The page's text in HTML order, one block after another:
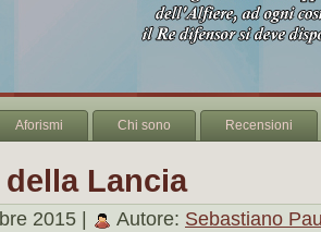
Aforismi Chi sono Recensioni
della Lancia
2015 | Autore: Sebastiano